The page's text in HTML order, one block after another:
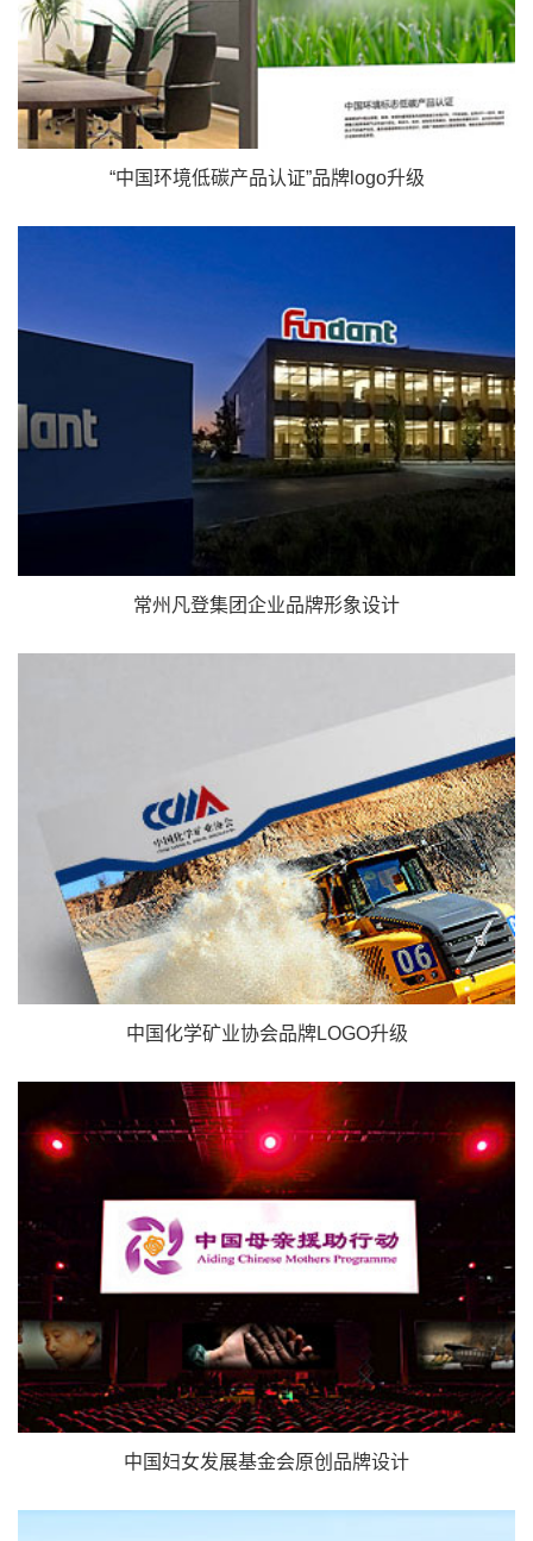
“中国环境低碳产品认证”品牌logo升级
常州凡登集团企业品牌形象设计
中国化学矿业协会品牌LOGO升级
中国妇女发展基金会原创品牌设计